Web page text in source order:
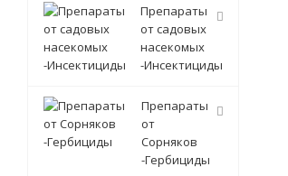
Препараты
от садовых
насекомых
-Инсектициды
Препараты
от
Сорняков
-Гербициды